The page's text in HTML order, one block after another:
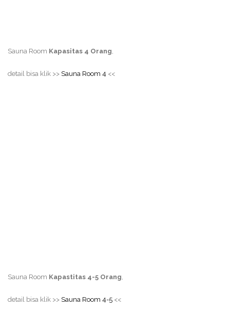
Sauna Room Kapasitas 4 Orang,
detail bisa klik >> Sauna Room 4 <<
Sauna Room Kapastitas 4-5 Orang,
detail bisa klik >> Sauna Room 4-5 <<